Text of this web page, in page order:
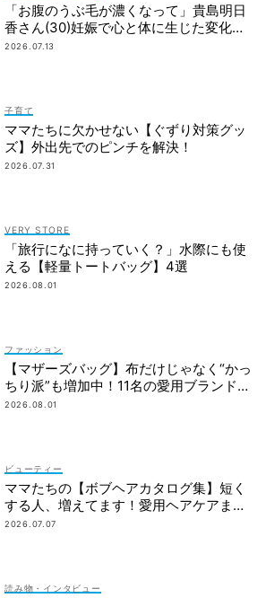
「お腹のうぶ毛が濃くなって」貴島明日
香さん(30)妊娠で心と体に生じた変化も
「愛しいです」
2026.07.13
子育て
ママたちに欠かせない【ぐずり対策グッ
ズ】外出先でのピンチを解決！
2026.07.31
VERY STORE
「旅行になに持っていく？」水際にも使
える【軽量トートバッグ】4選
2026.08.01
ファッション
【マザーズバッグ】布だけじゃなく“かっ
ちり派”も増加中！11名の愛用ブランド
は？
2026.08.01
ビューティー
ママたちの【ボブヘアカタログ集】短く
する人、増えてます！愛用ヘアケアまで
全部見せ
2026.07.07
読み物・インタビュー